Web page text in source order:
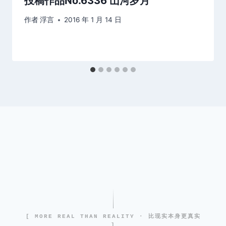
作者浮言 2016 年 1 月 14 日
[ MORE REAL THAN REALITY · 比现实本身更真实